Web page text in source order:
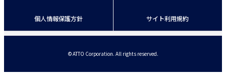
個人情報保護方針 サイト利用規約
© ATTO Corporation. All rights reserved.